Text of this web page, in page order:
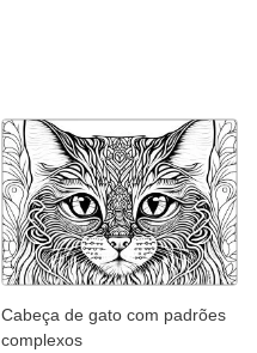
Cabeça de gato com padrões
complexos